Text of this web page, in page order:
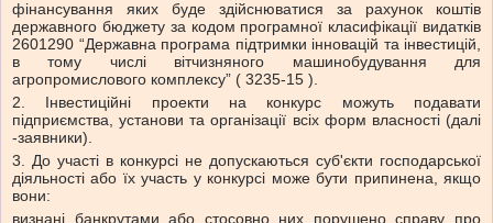
фінансування яких буде здійснюватися за рахунок коштів
державного бюджету за кодом програмної класифікації видатків
2601290 “Державна програма підтримки інновацій та інвестицій,
в тому числі вітчизняного машинобудування для
агропромислового комплексу” ( 3235-15 ).
2. Інвестиційні проекти на конкурс можуть подавати
підприємства, установи та організації всіх форм власності (далі
-заявники).
3. До участі в конкурсі не допускаються суб'єкти господарської
діяльності або їх участь у конкурсі може бути припинена, якщо
вони:
визнані банкрутами або стосовно них порушено справу про